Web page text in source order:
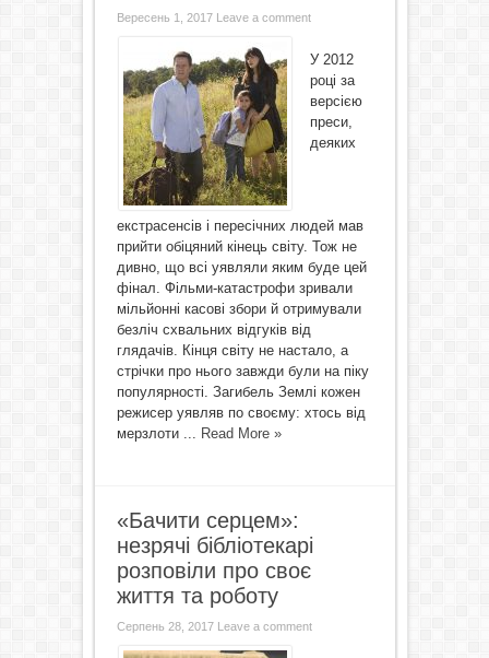
Вересень 1, 2017 Leave a comment
У 2012
році за
версією
преси,
деяких
екстрасенсів і пересічних людей мав
прийти обіцяний кінець світу. Тож не
дивно, що всі уявляли яким буде цей
фінал. Фільми-катастрофи зривали
мільйонні касові збори й отримували
безліч схвальних відгуків від
глядачів. Кінця світу не настало, а
стрічки про нього завжди були на піку
популярності. Загибель Землі кожен
режисер уявляв по своєму: хтось від
мерзлоти ... Read More »
«Бачити серцем»:
незрячі бібліотекарі
розповіли про своє
життя та роботу
Серпень 28, 2017 Leave a comment